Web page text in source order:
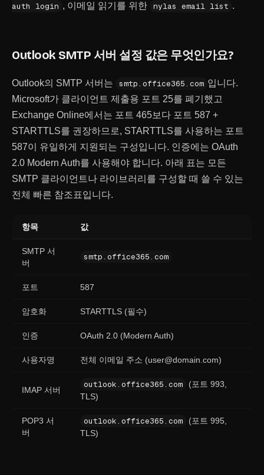
auth login , 이메일 읽기를 위한 nylas email list .
Outlook SMTP 서버 설정 값은 무엇인가요?
Outlook의 SMTP 서버는 smtp.office365.com 입니다.
Microsoft가 클라이언트 제출용 포트 25를 폐기했고
Exchange Online에서는 포트 465보다 포트 587 +
STARTTLS를 권장하므로, STARTTLS를 사용하는 포트
587이 유일하게 지원되는 구성입니다. 인증에는 OAuth
2.0 Modern Auth를 사용해야 합니다. 아래 표는 모든
SMTP 클라이언트나 라이브러리를 구성할 때 쓸 수 있는
전체 빠른 참조표입니다.
항목 값
SMTP 서
버
smtp.office365.com
포트 587
암호화 STARTTLS (필수)
인증 OAuth 2.0 (Modern Auth)
사용자명 전체 이메일 주소 (user@domain.com)
IMAP 서버
outlook.office365.com
(포트 993,
TLS)
POP3 서
버
outlook.office365.com
(포트 995,
TLS)